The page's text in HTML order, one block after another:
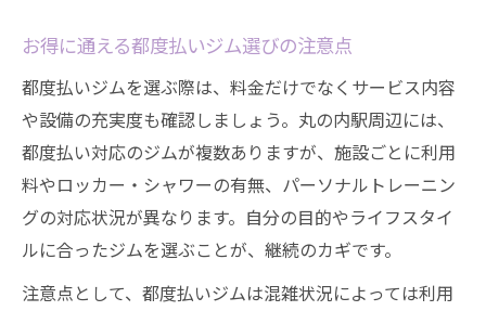
お得に通える都度払いジム選びの注意点
都度払いジムを選ぶ際は、料金だけでなくサービス内容
や設備の充実度も確認しましょう。丸の内駅周辺には、
都度払い対応のジムが複数ありますが、施設ごとに利用
料やロッカー・シャワーの有無、パーソナルトレーニン
グの対応状況が異なります。自分の目的やライフスタイ
ルに合ったジムを選ぶことが、継続のカギです。
注意点として、都度払いジムは混雑状況によっては利用